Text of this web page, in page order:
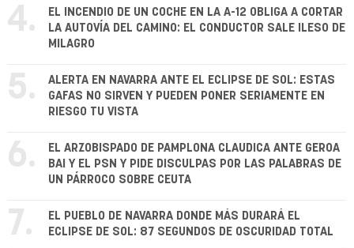
4.
EL INCENDIO DE UN COCHE EN LA A-12 OBLIGA A CORTAR
LA AUTOVÍA DEL CAMINO: EL CONDUCTOR SALE ILESO DE
MILAGRO
5.
ALERTA EN NAVARRA ANTE EL ECLIPSE DE SOL: ESTAS
GAFAS NO SIRVEN Y PUEDEN PONER SERIAMENTE EN
RIESGO TU VISTA
6.
EL ARZOBISPADO DE PAMPLONA CLAUDICA ANTE GEROA
BAI Y EL PSN Y PIDE DISCULPAS POR LAS PALABRAS DE
UN PÁRROCO SOBRE CEUTA
7.
EL PUEBLO DE NAVARRA DONDE MÁS DURARÁ EL
ECLIPSE DE SOL: 87 SEGUNDOS DE OSCURIDAD TOTAL